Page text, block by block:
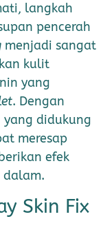
langkah
pencerah
menjadi sangat
kulit
yang
. Dengan
yang didukung
meresap
efek
dalam.
Skin Fix